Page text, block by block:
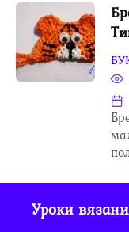
Уроки